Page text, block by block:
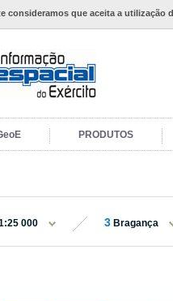
consideramos que aceita a utilização
PRODUTOS
000 3 Bragança